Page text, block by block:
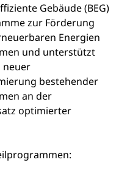
Gebäude(BEG)
zur Förderung
Energien
und unterstützt
neuer
bestehender
an der
optimierter